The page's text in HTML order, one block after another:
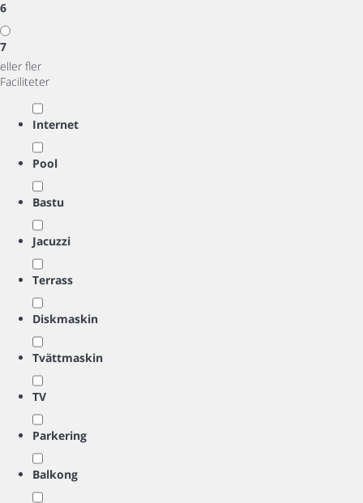
6
7
eller fler
Faciliteter
Internet
Pool
Bastu
Jacuzzi
Terrass
Diskmaskin
Tvättmaskin
TV
Parkering
Balkong